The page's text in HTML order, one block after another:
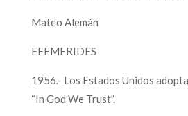
Mateo Alemán
EFEMERIDES
1956.- Los Estados Unidos
“In God We Trust”.